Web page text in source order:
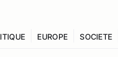
EUROPE SOCIETE